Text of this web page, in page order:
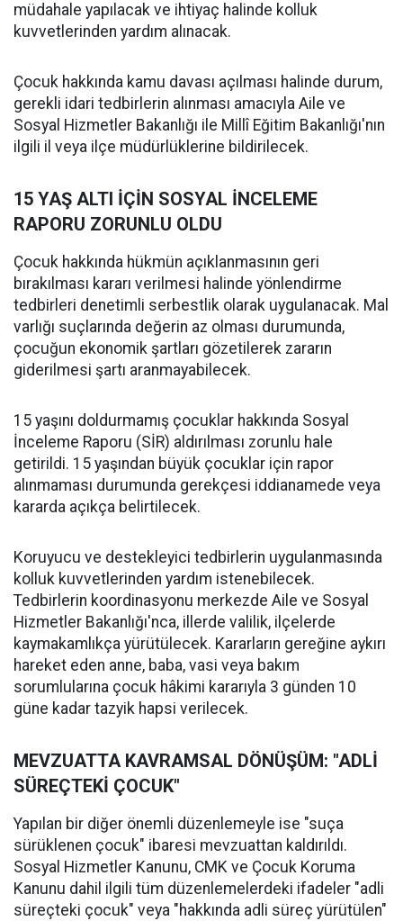
müdahale yapılacak ve ihtiyaç halinde kolluk
kuvvetlerinden yardım alınacak.
Çocuk hakkında kamu davası açılması halinde durum,
gerekli idari tedbirlerin alınması amacıyla Aile ve
Sosyal Hizmetler Bakanlığı ile Millî Eğitim Bakanlığı'nın
ilgili il veya ilçe müdürlüklerine bildirilecek.
15 YAŞ ALTI İÇİN SOSYAL İNCELEME
RAPORU ZORUNLU OLDU
Çocuk hakkında hükmün açıklanmasının geri
bırakılması kararı verilmesi halinde yönlendirme
tedbirleri denetimli serbestlik olarak uygulanacak. Mal
varlığı suçlarında değerin az olması durumunda,
çocuğun ekonomik şartları gözetilerek zararın
giderilmesi şartı aranmayabilecek.
15 yaşını doldurmamış çocuklar hakkında Sosyal
İnceleme Raporu (SİR) aldırılması zorunlu hale
getirildi. 15 yaşından büyük çocuklar için rapor
alınmaması durumunda gerekçesi iddianamede veya
kararda açıkça belirtilecek.
Koruyucu ve destekleyici tedbirlerin uygulanmasında
kolluk kuvvetlerinden yardım istenebilecek.
Tedbirlerin koordinasyonu merkezde Aile ve Sosyal
Hizmetler Bakanlığı'nca, illerde valilik, ilçelerde
kaymakamlıkça yürütülecek. Kararların gereğine aykırı
hareket eden anne, baba, vasi veya bakım
sorumlularına çocuk hâkimi kararıyla 3 günden 10
güne kadar tazyik hapsi verilecek.
MEVZUATTA KAVRAMSAL DÖNÜŞÜM: "ADLİ
SÜREÇTEKİ ÇOCUK"
Yapılan bir diğer önemli düzenlemeyle ise "suça
sürüklenen çocuk" ibaresi mevzuattan kaldırıldı.
Sosyal Hizmetler Kanunu, CMK ve Çocuk Koruma
Kanunu dahil ilgili tüm düzenlemelerdeki ifadeler "adli
süreçteki çocuk" veya "hakkında adli süreç yürütülen"